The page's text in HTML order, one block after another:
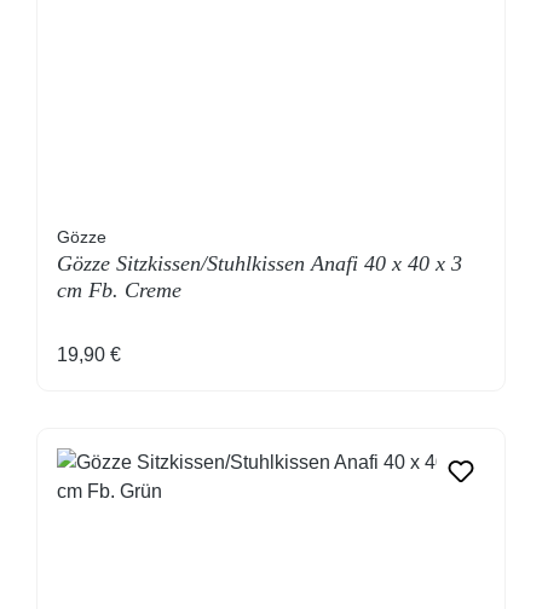
Gözze
Gözze Sitzkissen/Stuhlkissen Anafi 40 x 40 x 3
cm Fb. Creme
Regulärer Preis:
19,90 €